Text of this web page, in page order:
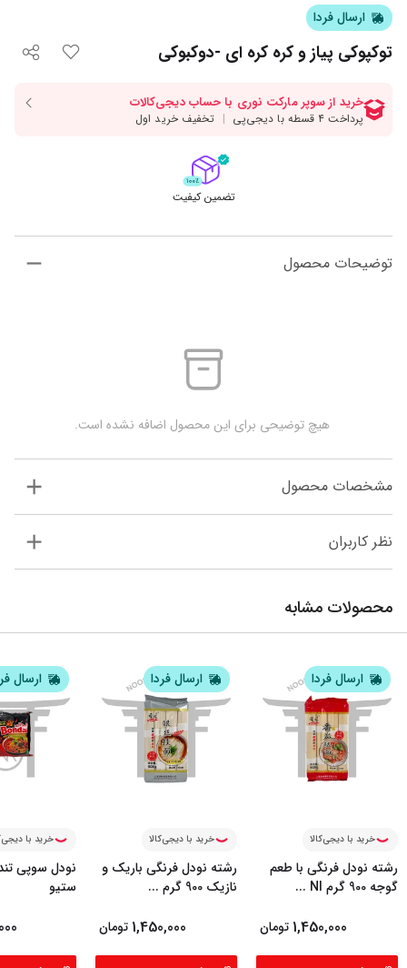
ارسال فردا
توکپوکی پیاز و کره کره ای -دوکبوکی
تضمین کیفیت
توضیحات محصول
هیچ توضیحی برای این محصول اضافه نشده است.
مشخصات محصول
نظر کاربران
محصولات مشابه
ارسال فردا
خرید با دیجی‌کالا
رشته نودل فرنگی با طعم
گوجه 900 گرم NI
...
1,450,000 تومان
ارسال فردا
خرید با دیجی‌کالا
رشته نودل فرنگی باریک و
نازیک 900 گرم
...
1,450,000 تومان
ارسال
خرید با
نودل سوپی
ستیو